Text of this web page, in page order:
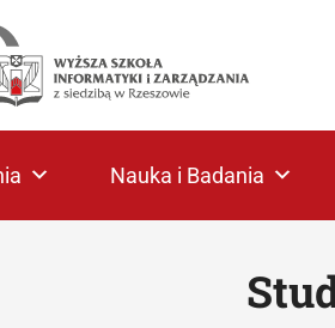
Nauka i Badania